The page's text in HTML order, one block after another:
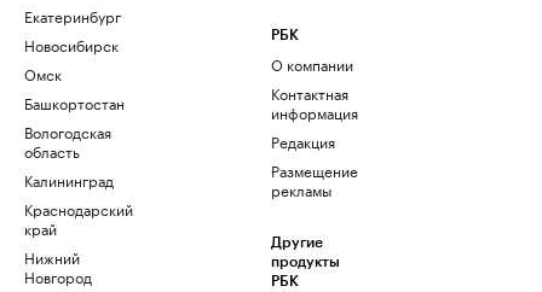
Екатеринбург
Новосибирск
Омск
Башкортостан
Вологодская
область
Калининград
Краснодарский
край
Нижний
Новгород
РБК
О компании
Контактная
информация
Редакция
Размещение
рекламы
Другие
продукты
РБК